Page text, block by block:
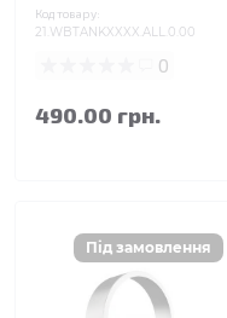
Код товару:
21.WBTANKXXXX.ALL.0.00
0
490.00 грн.